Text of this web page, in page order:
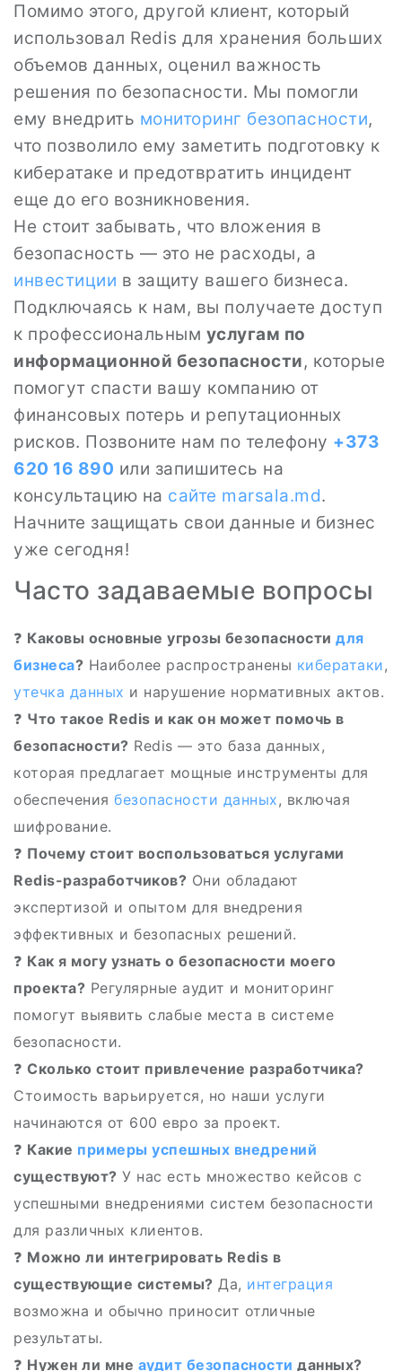
Помимо этого, другой клиент, который
использовал Redis для хранения больших
объемов данных, оценил важность
решения по безопасности. Мы помогли
ему внедрить мониторинг безопасности,
что позволило ему заметить подготοвку к
кибератаке и предотвратить инцидент
еще до его возникновения.
Не стоит забывать, что вложения в
безопасность — это не расходы, а
инвестиции в защиту вашего бизнеса.
Подключаясь к нам, вы получаете доступ
к профессиональным услугам по
информационной безопасности, которые
помогут спасти вашу компанию от
финансовых потерь и репутационных
рисков. Позвоните нам по телефону +373
620 16 890 или запишитесь на
консультацию на сайте marsala.md.
Начните защищать свои данные и бизнес
уже сегодня!
Часто задаваемые вопросы
❓ Каковы основные угрозы безопасности для
бизнеса? Наиболее распространены кибератаки,
утечка данных и нарушение нормативных актов.
❓ Что такое Redis и как он может помочь в
безопасности? Redis — это база данных,
которая предлагает мощные инструменты для
обеспечения безопасности данных, включая
шифрование.
❓ Почему стоит воспользоваться услугами
Redis-разработчиков? Они обладают
экспертизой и опытом для внедрения
эффективных и безопасных решений.
❓ Как я могу узнать о безопасности моего
проекта? Регулярные аудит и мониторинг
помогут выявить слабые места в системе
безопасности.
❓ Сколько стоит привлечение разработчика?
Стоимость варьируется, но наши услуги
начинаются от 600 евро за проект.
❓ Какие примеры успешных внедрений
существуют? У нас есть множество кейсов с
успешными внедрениями систем безопасности
для различных клиентов.
❓ Можно ли интегрировать Redis в
существующие системы? Да, интеграция
возможна и обычно приносит отличные
результаты.
❓ Нужен ли мне аудит безопасности данных?